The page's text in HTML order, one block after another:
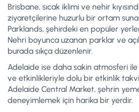
Brisbane, sıcak iklimi ve nehir
ziyaretçilerine huzurlu bir ortam
Parklands, şehirdeki en popüler
Nehri boyunca uzanan parklar ve
burada sıkça düzenlenir.
Adelaide ise daha sakin atmosferi
ve etkinlikleriyle dolu bir etkinlik
Adelaide Central Market, şehrin
deneyimlemek için harika bir yerdir.